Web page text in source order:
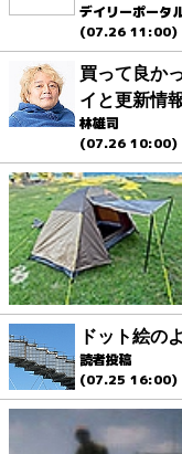
デイリーポータ
(07.26 11:00)
買って良か
イと更新情報
林雄司
(07.26 10:00)
ドット絵の
読者投稿
(07.25 16:00)